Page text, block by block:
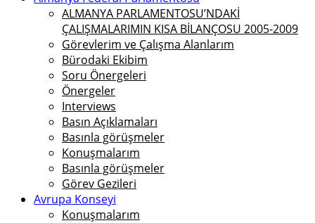
ALMANYA PARLAMENTOSU’NDAKİ
ÇALIŞMALARIMIN KISA BİLANÇOSU 2005-2009
Görevlerim ve Çalışma Alanlarım
Bürodaki Ekibim
Soru Önergeleri
Önergeler
Interviews
Basın Açıklamaları
Basınla görüşmeler
Konuşmalarım
Basınla görüşmeler
Görev Gezileri
Avrupa Konseyi
Konuşmalarım